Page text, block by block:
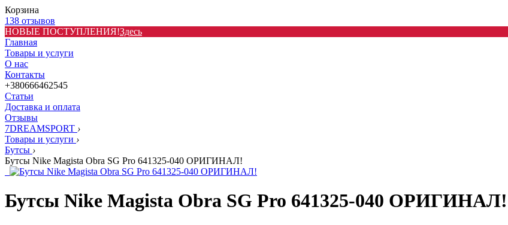
Корзина
138 отзывов
НОВЫЕ ПОСТУПЛЕНИЯ!Здесь
Главная
Товары и услуги
О нас
Контакты
+380666462545
Статьи
Доставка и оплата
Отзывы
7DREAMSPORT ›
Товары и услуги ›
Бутсы ›
Бутсы Nike Magista Obra SG Pro 641325-040 ОРИГИНАЛ!
Бутсы Nike Magista Obra SG Pro 641325-040 ОРИГИНАЛ!